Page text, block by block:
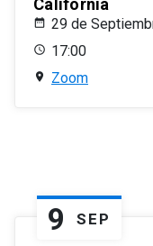
California
29 de
17:00
Zoom
9 SEP